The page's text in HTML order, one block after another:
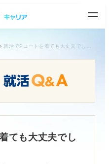
ても大丈夫でし